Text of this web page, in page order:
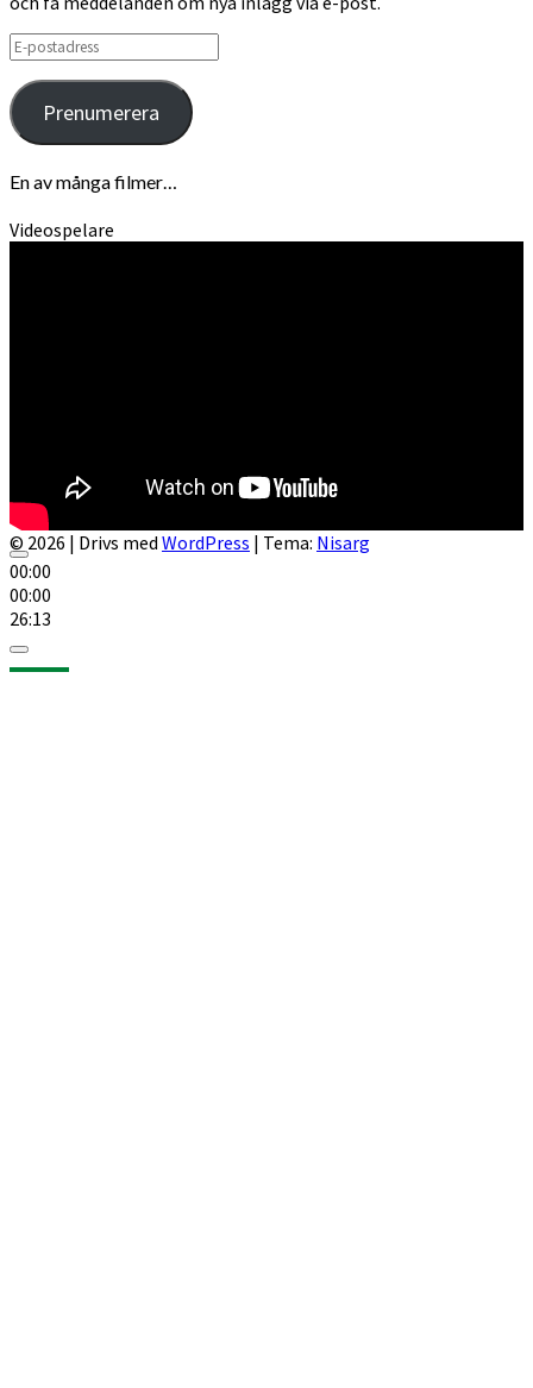
E-
postadress
Prenumerera
En av många filmer…
Videospelare
00:00
00:00
26:13
© 2026 | Drivs med WordPress | Tema: Nisarg